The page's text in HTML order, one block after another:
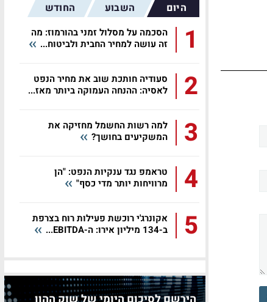
היום השבוע החודש
1
הסכמה על מסלול זמני בהורמוז: מה
זה עושה למחיר החבית ולביטוח...
2
סעודיה חותכת שוב את מחיר הנפט
לאסיה: ההנחה העמוקה ביותר מאז...
3
למה רשות החשמל מחזיקה את
המשקיעים בחושך?
4
טראמפ נגד ענקיות הנפט: "הן
מרוויחות יותר מדי כסף"
5
אקונרג'י רוכשת פעילות רוח בצרפת
ב-134 מיליון אירו: ה-EBITDA...